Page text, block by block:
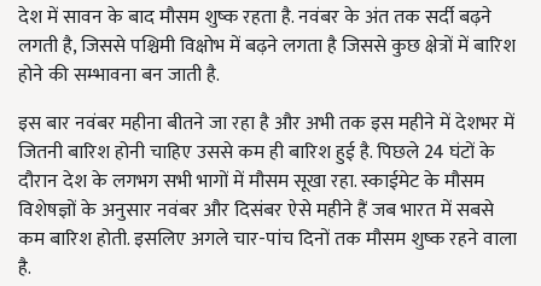
देश में सावन के बाद मौसम शुष्क रहता है. नवंबर के अंत तक सर्दी बढ़ने
लगती है, जिससे पश्चिमी विक्षोभ में बढ़ने लगता है जिससे कुछ क्षेत्रों में बारिश
होने की सम्भावना बन जाती है.
इस बार नवंबर महीना बीतने जा रहा है और अभी तक इस महीने में देशभर में
जितनी बारिश होनी चाहिए उससे कम ही बारिश हुई है. पिछले 24 घंटों के
दौरान देश के लगभग सभी भागों में मौसम सूखा रहा. स्काईमेट के मौसम
विशेषज्ञों के अनुसार नवंबर और दिसंबर ऐसे महीने हैं जब भारत में सबसे
कम बारिश होती. इसलिए अगले चार-पांच दिनों तक मौसम शुष्क रहने वाला
है.